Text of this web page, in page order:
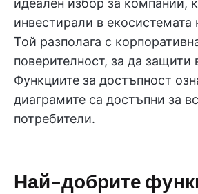
инвестирали в
Той разполага с
поверителност, за да защити
Функциите за достъпност
диаграмите са достъпни за
потребители.
Най-добрите